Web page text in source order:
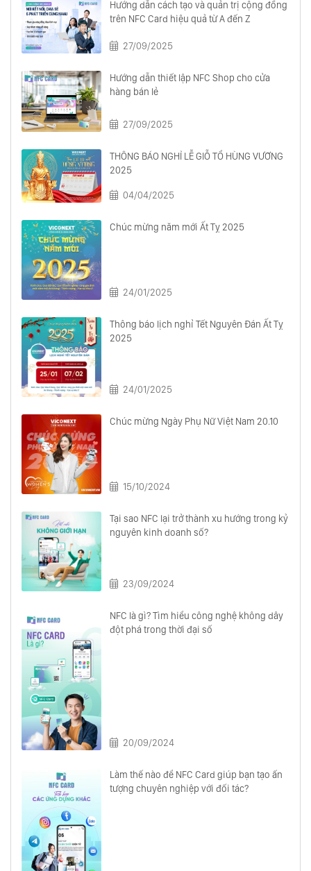
Hướng dẫn cách tạo và quản trị cộng đồng
trên NFC Card hiệu quả từ A đến Z
27/09/2025
Hướng dẫn thiết lập NFC Shop cho cửa
hàng bán lẻ
27/09/2025
THÔNG BÁO NGHỈ LỄ GIỖ TỔ HÙNG VƯƠNG
2025
04/04/2025
Chúc mừng năm mới Ất Tỵ 2025
24/01/2025
Thông báo lịch nghỉ Tết Nguyên Đán Ất Tỵ
2025
24/01/2025
Chúc mừng Ngày Phụ Nữ Việt Nam 20.10
15/10/2024
Tại sao NFC lại trở thành xu hướng trong kỷ
nguyên kinh doanh số?
23/09/2024
NFC là gì? Tìm hiểu công nghệ không dây
đột phá trong thời đại số
20/09/2024
Làm thế nào để NFC Card giúp bạn tạo ấn
tượng chuyên nghiệp với đối tác?